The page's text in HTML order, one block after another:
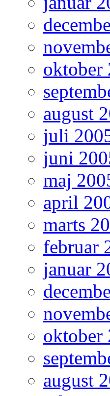
oktober
august
juli
juni
maj
april
marts
februar
januar
oktober
august